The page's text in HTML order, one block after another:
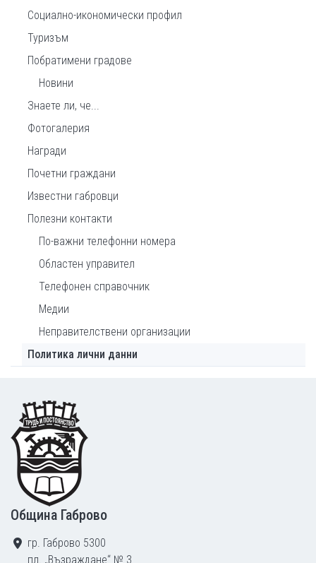
Социално-икономически профил
Туризъм
Побратимени градове
Новини
Знаете ли, че...
Фотогалерия
Награди
Почетни граждани
Известни габровци
Полезни контакти
По-важни телефонни номера
Областен управител
Телефонен справочник
Медии
Неправителствени организации
Политика лични данни
Footer
Община Габрово
гр. Габрово 5300
пл. „Възраждане“ № 3